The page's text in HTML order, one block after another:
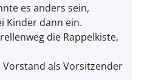
es anders sein,
Kinder dann ein.
die Rappelkiste,
als Vorsitzender